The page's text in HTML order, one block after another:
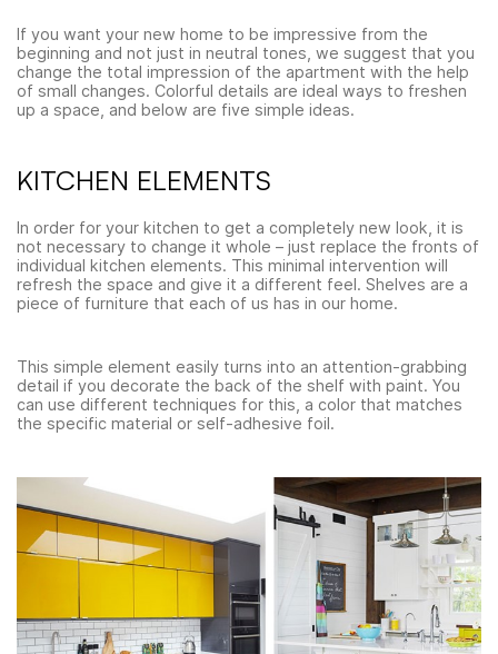
If you want your new home to be impressive from the
beginning and not just in neutral tones, we suggest that you
change the total impression of the apartment with the help
of small changes. Colorful details are ideal ways to freshen
up a space, and below are five simple ideas.
KITCHEN ELEMENTS
In order for your kitchen to get a completely new look, it is
not necessary to change it whole – just replace the fronts of
individual kitchen elements. This minimal intervention will
refresh the space and give it a different feel. Shelves are a
piece of furniture that each of us has in our home.
This simple element easily turns into an attention-grabbing
detail if you decorate the back of the shelf with paint. You
can use different techniques for this, a color that matches
the specific material or self-adhesive foil.